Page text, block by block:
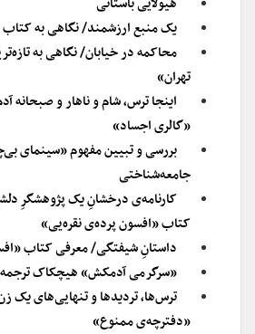
یک منبع ارزشمند/ نگاهی به
محاکمه در خیابان/ نگاهی به
تهران»
اینجا ترس، شام و ناهار و
«گالری اجساد»
بررسی و تبیین مفهوم «سینمای
جامعه‌شناختی
کارنامه‌ی درخشانِ یک پژوهشگرِ
کتاب «افسون پرده‌ی نقره‌یی»
داستانِ شیفتگی/ معرفی کتاب
«سرگرمی آدمکش» هیچکاک
ترس‌ها، تردیدها و تنهایی‌های یک
«دفترچه‌ی ممنوع»